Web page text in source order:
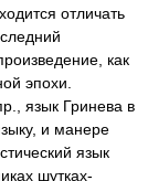
отличать
как
эпохи.
язык Гринева в
и манере
язык
шутках-